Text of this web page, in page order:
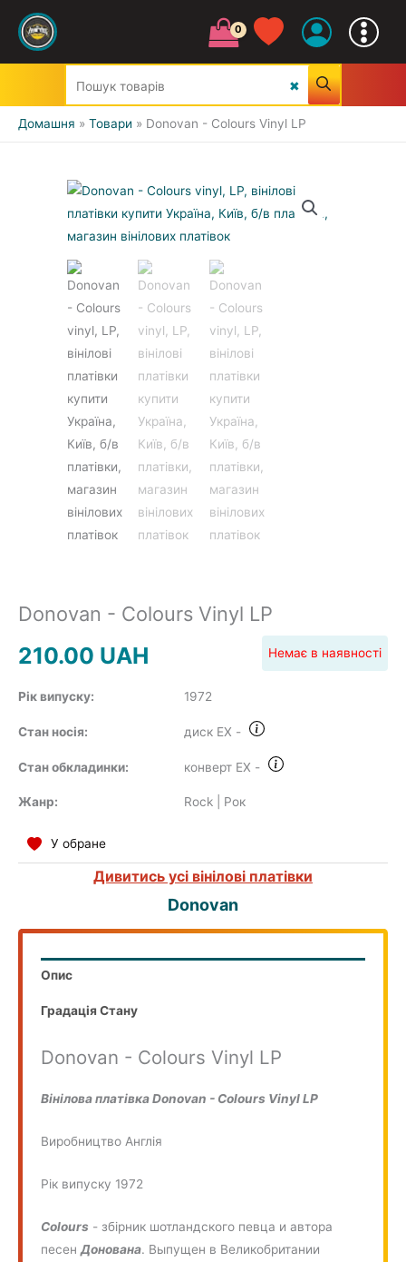
Домашня Товари Donovan - Colours Vinyl LP
Donovan - Colours Vinyl LP
210.00 UAH Немає в наявності
Рік випуску: 1972
Стан носія: диск EX -
Стан обкладинки: конверт EX -
Жанр: Rock | Рок
У обране
Дивитись усі вінілові платівки
Donovan
Опис
Градація Стану
Donovan - Colours Vinyl LP
Вінілова платівка Donovan - Colours Vinyl LP
Виробництво Англія
Рік випуску 1972
Colours - збірник шотландского певца и автора
песенДонована. Выпущен в Великобритании
УСІ ЖАНРИ
CLASSIC
JAZZ&BLUES
POP
ROCK
SOUNDTRACK